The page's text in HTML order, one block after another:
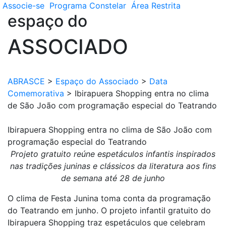
Associe-se Programa Constelar Área Restrita
espaço do
ASSOCIADO
ABRASCE > Espaço do Associado > Data
Comemorativa > Ibirapuera Shopping entra no clima
de São João com programação especial do Teatrando
Ibirapuera Shopping entra no clima de São João com
programação especial do Teatrando
Projeto gratuito reúne espetáculos infantis inspirados
nas tradições juninas e clássicos da literatura aos fins
de semana até 28 de junho
O clima de Festa Junina toma conta da programação
do Teatrando em junho. O projeto infantil gratuito do
Ibirapuera Shopping traz espetáculos que celebram